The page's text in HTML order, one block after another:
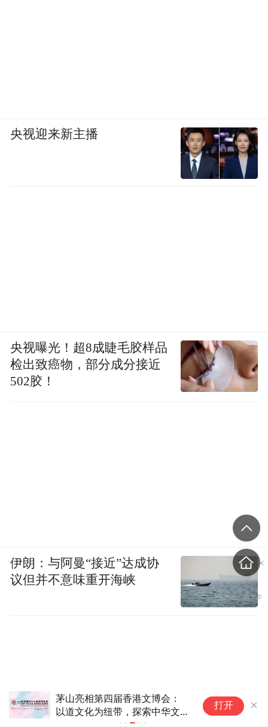
茅山亮相第四届香港文博会：
以道文化为纽带，探索中华文化
国际传播新表达
旅游
打开
央视迎来新主播
央视曝光！超8成睫毛胶样品
检出致癌物，部分成分接近
502胶！
伊朗：与阿曼“接近”达成协
议但并不意味重开海峡